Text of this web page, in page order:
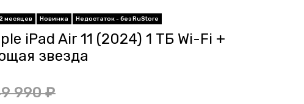
месяцев Новинка Недостаток - без RuStore
iPad Air 11 (2024) 1 ТБ Wi-Fi +
звезда
990 ₽